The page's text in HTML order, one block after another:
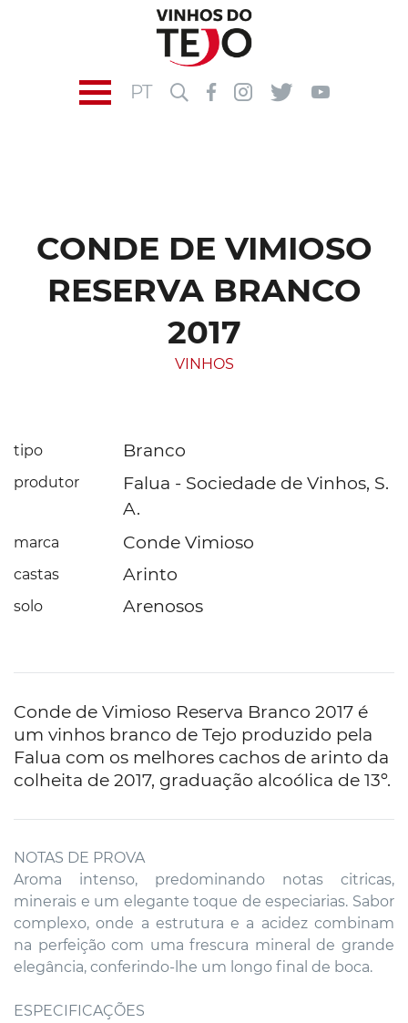
PT
CONDE DE VIMIOSO
RESERVA BRANCO
2017
VINHOS
tipo Branco
produtor
Falua - Sociedade de Vinhos, S.
A.
marca Conde Vimioso
castas Arinto
solo Arenosos
Conde de Vimioso Reserva Branco 2017 é
um vinhos branco de Tejo produzido pela
Falua com os melhores cachos de arinto da
colheita de 2017, graduação alcoólica de 13º.
NOTAS DE PROVA
Aroma intenso, predominando notas citricas,
minerais e um elegante toque de especiarias. Sabor
complexo, onde a estrutura e a acidez combinam
na perfeição com uma frescura mineral de grande
elegância, conferindo-lhe um longo final de boca.
ESPECIFICAÇÕES